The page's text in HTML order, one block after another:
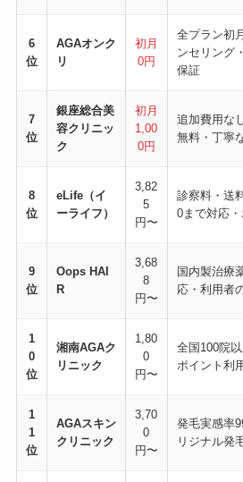
6
位
AGAオンク
リ
初月
0円
全プラン初
ンセリング
保証
7
位
銀座総合美
容クリニッ
ク
初月
1,00
0円
追加費用な
無料・丁寧
8
位
eLife（イ
ーライフ）
3,82
5
円〜
診察料・送
0まで対応
9
位
Oops HAI
R
3,68
8
円〜
国内製治療
応・利用者
1
0
位
湘南AGAク
リニック
1,80
0
円〜
全国100院
ポイント利
1
1
位
AGAスキン
クリニック
3,70
0
円〜
発毛実感率
リジナル発